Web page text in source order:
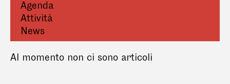
Agenda
Attività
News
Al momento non ci sono articoli